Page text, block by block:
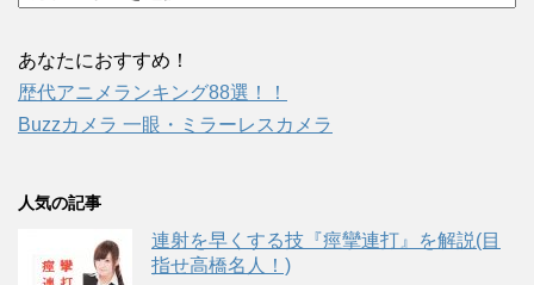
テ
リ
ー
あなたにおすすめ！
歴代アニメランキング88選！！
Buzzカメラ 一眼・ミラーレスカメラ
人気の記事
連射を早くする技『痙攣連打』を解説(目
指せ高橋名人！)